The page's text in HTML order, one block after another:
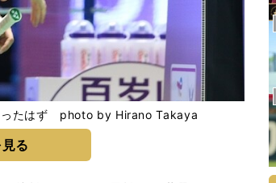
ったはず photo by Hirano Takaya
る